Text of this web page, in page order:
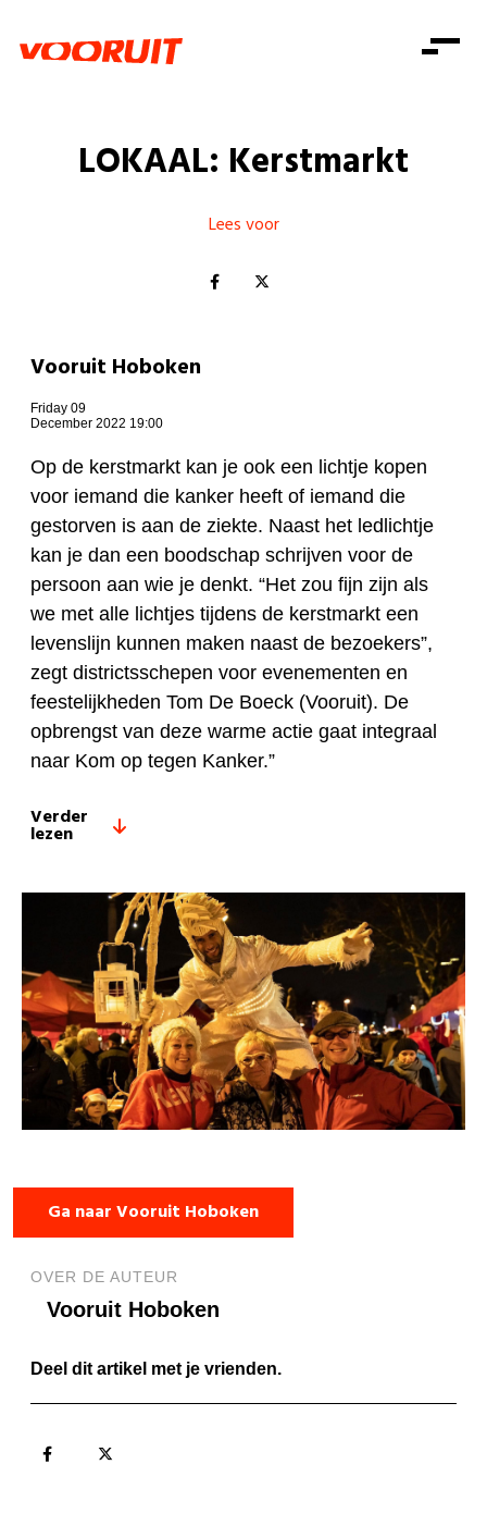
Zorg
Gelijke kansen
Onze mensen
Standpunten
Doe mee
Doe mee
Mis niets
Login
Login
LOKAAL: Kerstmarkt
Lees voor
Vooruit Hoboken
Friday 09
December 2022 19:00
Op de kerstmarkt kan je ook een lichtje kopen
voor iemand die kanker heeft of iemand die
gestorven is aan de ziekte. Naast het ledlichtje
kan je dan een boodschap schrijven voor de
persoon aan wie je denkt. “Het zou fijn zijn als
we met alle lichtjes tijdens de kerstmarkt een
levenslijn kunnen maken naast de bezoekers”,
zegt districtsschepen voor evenementen en
feestelijkheden Tom De Boeck (Vooruit). De
opbrengst van deze warme actie gaat integraal
naar Kom op tegen Kanker.”
Verder
lezen
Ga naar Vooruit Hoboken
OVER DE AUTEUR
Vooruit Hoboken
Deel dit artikel met je vrienden.